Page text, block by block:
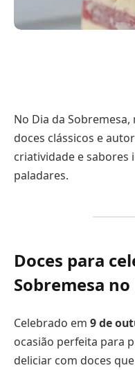
No Dia da
doces clássicos e
criatividade e sabores
paladares.
Doces para
Sobremesa no
Celebrado em 9 de
ocasião perfeita para
deliciar com doces